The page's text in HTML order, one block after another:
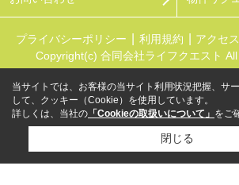
プライバシーポリシー 利用規約 アクセ
Copyright(c) 合同会社ライフクエスト
当サイトでは、お客様の当サイト利用状況把握、サ
して、クッキー（Cookie）を使用しています。
詳しくは、当社の 「Cookieの取扱いについて」 をご
閉じる